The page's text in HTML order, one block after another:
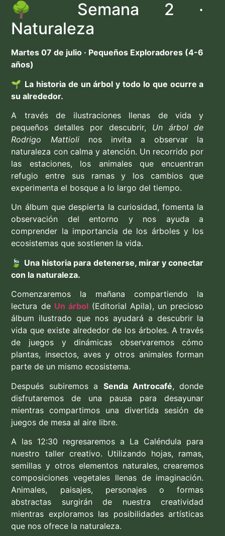
🌳 Semana 2 ·
Naturaleza
Martes 07 de julio · Pequeños Exploradores (4-6
años)
🌱 La historia de un árbol y todo lo que ocurre a
su alrededor.
A través de ilustraciones llenas de vida y
pequeños detalles por descubrir, Un árbol de
Rodrigo Mattiolinos invita a observar la
naturaleza con calma y atención. Un recorrido por
las estaciones, los animales que encuentran
refugio entre sus ramas y los cambios que
experimenta el bosque a lo largo del tiempo.
Un álbum que despierta la curiosidad, fomenta la
observación del entorno y nos ayuda a
comprender la importancia de los árboles y los
ecosistemas que sostienen la vida.
🍃 Una historia para detenerse, mirar y conectar
con la naturaleza.
Comenzaremos la mañana compartiendo la
lectura de Un árbol(Editorial Apila), un precioso
álbum ilustrado que nos ayudará a descubrir la
vida que existe alrededor de los árboles. A través
de juegos y dinámicas observaremos cómo
plantas, insectos, aves y otros animales forman
parte de un mismo ecosistema.
Después subiremos a Senda Antrocafé, donde
disfrutaremos de una pausa para desayunar
mientras compartimos una divertida sesión de
juegos de mesa al aire libre.
A las 12:30 regresaremos a La Caléndula para
nuestro taller creativo. Utilizando hojas, ramas,
semillas y otros elementos naturales, crearemos
composiciones vegetales llenas de imaginación.
Animales, paisajes, personajes o formas
abstractas surgirán de nuestra creatividad
mientras exploramos las posibilidades artísticas
que nos ofrece la naturaleza.